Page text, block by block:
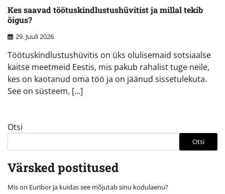
Kes saavad töötuskindlustushüvitist ja millal tekib
õigus?
29. Juuli 2026
Töötuskindlustushüvitis on üks olulisemaid sotsiaalse
kaitse meetmeid Eestis, mis pakub rahalist tuge neile,
kes on kaotanud oma töö ja on jäänud sissetulekuta.
See on süsteem, […]
Otsi
Otsi
Värsked postitused
Mis on Euribor ja kuidas see mõjutab sinu kodulaenu?